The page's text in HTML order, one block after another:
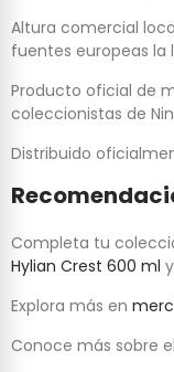
Altura comercial
fuentes europeas la
Producto oficial de
coleccionistas de
Distribuido
Completa tu
Hylian Crest 600 ml y
Explora más en
Conoce más sobre